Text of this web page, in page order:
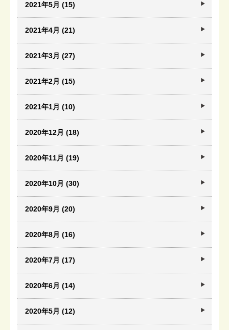
2021年5月 (15)
2021年4月 (21)
2021年3月 (27)
2021年2月 (15)
2021年1月 (10)
2020年12月 (18)
2020年11月 (19)
2020年10月 (30)
2020年9月 (20)
2020年8月 (16)
2020年7月 (17)
2020年6月 (14)
2020年5月 (12)